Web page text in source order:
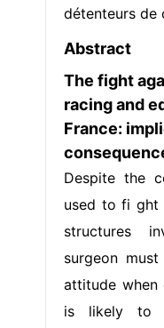
détenteurs de
Abstract
The fight
racing and
France:
Despite the
used to fi ght
structures
surgeon
attitude when
is likely to